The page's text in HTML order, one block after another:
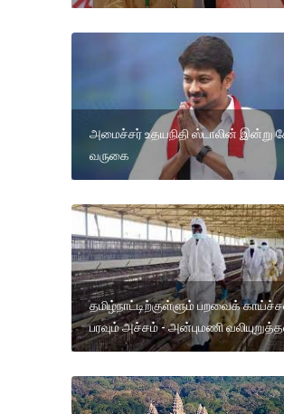
அமைச்சர் உதயநிதி ஸ்டாலின் இன்று
வருகை
தமிழ்நாட்டிற்குள்ளும் பறவைக்
பரவும் அச்சம் - அன்புமணி